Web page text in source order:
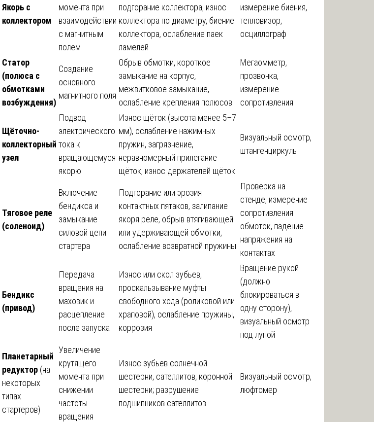
Якорь с
коллектором
момента при
взаимодействии
с магнитным
полем
подгорание коллектора, износ
коллектора по диаметру, биение
коллектора, ослабление паек
ламелей
измерение биения,
тепловизор,
осциллограф
Статор
(полюса с
обмотками
возбуждения)
Создание
основного
магнитного поля
Обрыв обмотки, короткое
замыкание на корпус,
межвитковое замыкание,
ослабление крепления полюсов
Мегаомметр,
прозвонка,
измерение
сопротивления
Щёточно-
коллекторный
узел
Подвод
электрического
тока к
вращающемуся
якорю
Износ щёток (высота менее 5–7
мм), ослабление нажимных
пружин, загрязнение,
неравномерный прилегание
щёток, износ держателей щёток
Визуальный осмотр,
штангенциркуль
Тяговое реле
(соленоид)
Включение
бендикса и
замыкание
силовой цепи
стартера
Подгорание или эрозия
контактных пятаков, залипание
якоря реле, обрыв втягивающей
или удерживающей обмотки,
ослабление возвратной пружины
Проверка на
стенде, измерение
сопротивления
обмоток, падение
напряжения на
контактах
Бендикс
(привод)
Передача
вращения на
маховик и
расцепление
после запуска
Износ или скол зубьев,
проскальзывание муфты
свободного хода (роликовой или
храповой), ослабление пружины,
коррозия
Вращение рукой
(должно
блокироваться в
одну сторону),
визуальный осмотр
под лупой
Планетарный
редуктор (на
некоторых
типах
стартеров)
Увеличение
крутящего
момента при
снижении
частоты
вращения
Износ зубьев солнечной
шестерни, сателлитов, коронной
шестерни; разрушение
подшипников сателлитов
Визуальный осмотр,
люфтомер